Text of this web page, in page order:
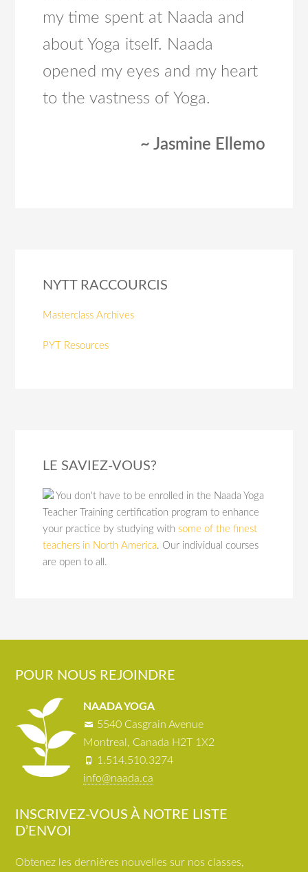
my time spent at Naada and
about Yoga itself. Naada
opened my eyes and my heart
to the vastness of Yoga.
~ Jasmine Ellemo
NYTT RACCOURCIS
Masterclass Archives
PYT Resources
LE SAVIEZ-VOUS?
You don't have to be enrolled in the Naada Yoga
Teacher Training certification program to enhance
your practice by studying with some of the finest
teachers in North America. Our individual courses
are open to all.
POUR NOUS REJOINDRE
NAADA YOGA
5540 Casgrain Avenue
Montreal, Canada H2T 1X2
1.514.510.3274
info@naada.ca
INSCRIVEZ-VOUS À NOTRE LISTE
D’ENVOI
Obtenez les dernières nouvelles sur nos classes,